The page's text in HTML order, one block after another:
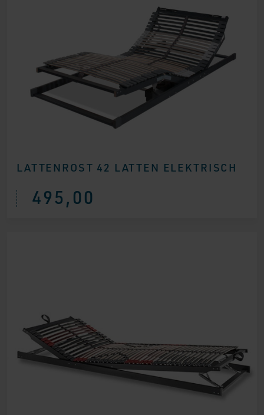
LATTENROST 42 LATTEN ELEKTRISCH
495,00